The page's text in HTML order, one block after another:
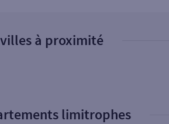
à proximité
limitrophes